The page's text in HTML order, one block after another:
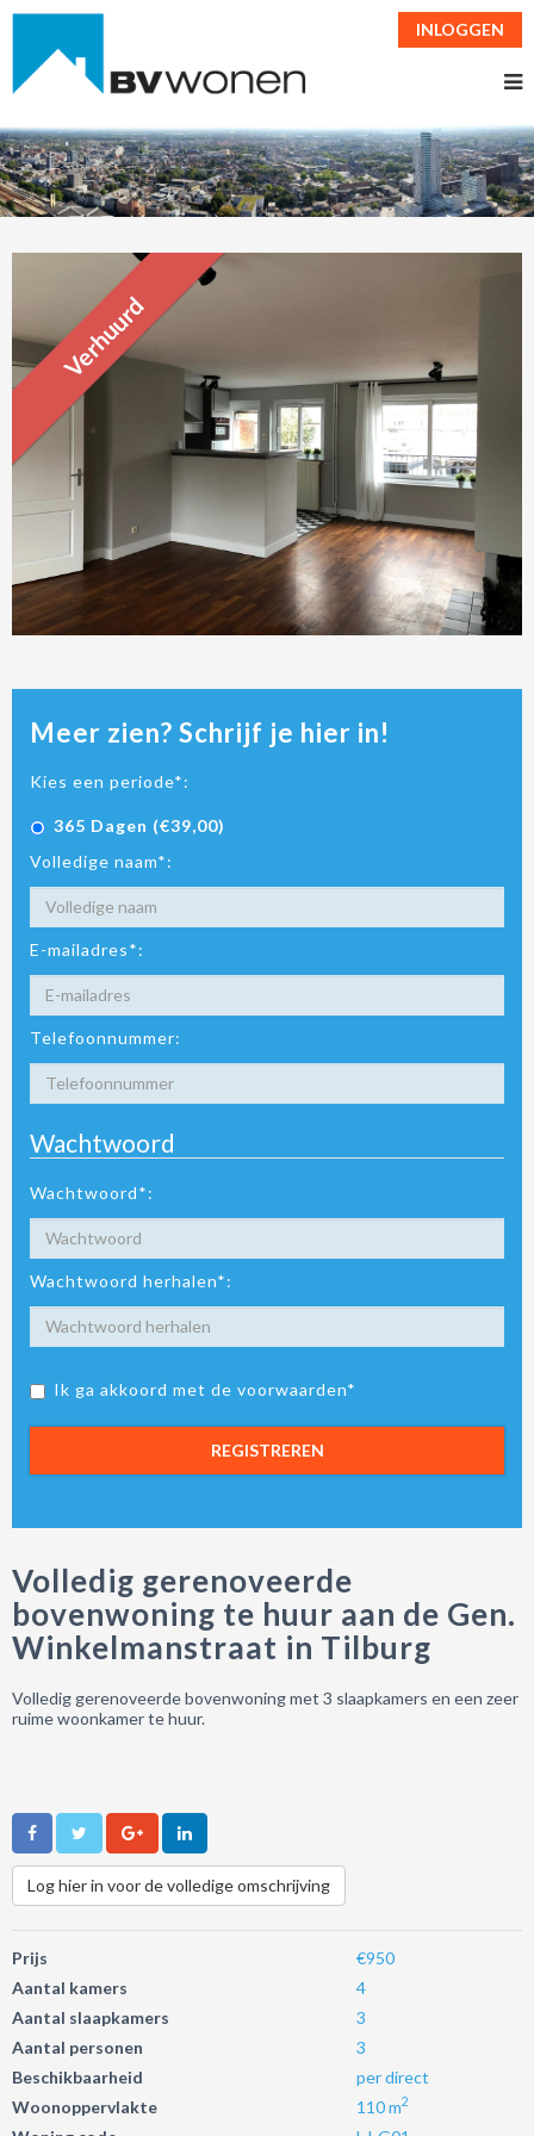
INLOGGEN
Verhuurd
Meer zien? Schrijf je hier in!
Kies een periode*:
365 Dagen (€39,00)
Volledige naam*:
E-mailadres*:
Telefoonnummer:
Wachtwoord
Wachtwoord*:
Wachtwoord herhalen*:
Ik ga akkoord met de voorwaarden*
REGISTREREN
Volledig gerenoveerde
bovenwoning te huur aan de Gen.
Winkelmanstraat in Tilburg
Volledig gerenoveerde bovenwoning met 3 slaapkamers en een zeer
ruime woonkamer te huur.
Log hier in voor de volledige omschrijving
Prijs
€950
Aantal kamers
4
Aantal slaapkamers
3
Aantal personen
3
Beschikbaarheid
per direct
Woonoppervlakte
110 m2